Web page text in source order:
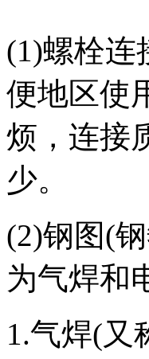
(1)螺栓连
便地区使
烦，连接
少。
(2)钢图(
为气焊和
1.气焊(又